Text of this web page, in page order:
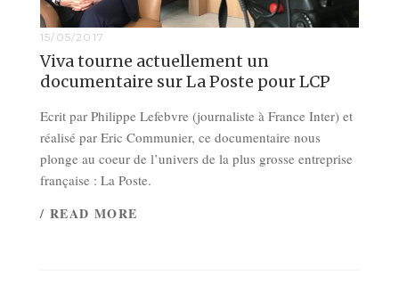
15/05/2017
Viva tourne actuellement un
documentaire sur La Poste pour LCP
Ecrit par Philippe Lefebvre (journaliste à France Inter) et
réalisé par Eric Communier, ce documentaire nous
plonge au coeur de l’univers de la plus grosse entreprise
française : La Poste.
/ READ MORE